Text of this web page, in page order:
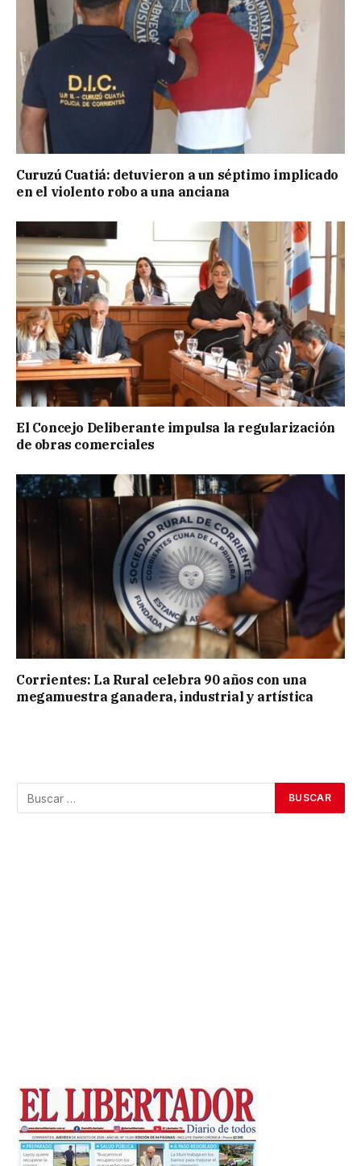
Curuzú Cuatiá: detuvieron a un séptimo implicado
en el violento robo a una anciana
El Concejo Deliberante impulsa la regularización
de obras comerciales
Corrientes: La Rural celebra 90 años con una
megamuestra ganadera, industrial y artística